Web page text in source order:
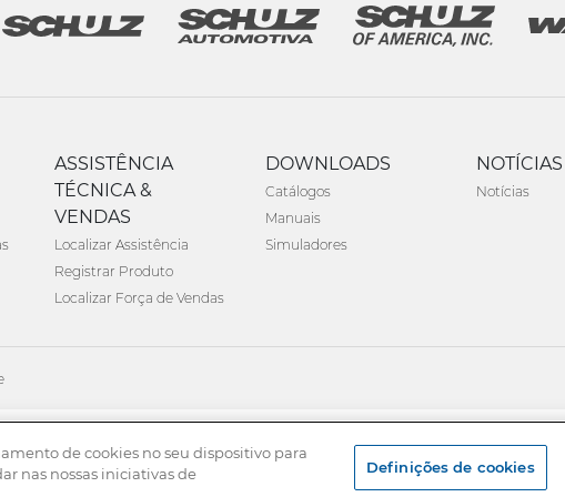
ASSISTÊNCIA
TÉCNICA &
VENDAS
Localizar Assistência
Registrar Produto
Localizar Força de Vendas
DOWNLOADS
Catálogos
Manuais
Simuladores
NOTÍCIAS
Notícias
de cookies no seu dispositivo para
nas nossas iniciativas de
Definições de cookies